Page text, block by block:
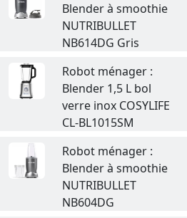
Blender à smoothie
NUTRIBULLET
NB614DG Gris
Robot ménager :
Blender 1,5 L bol
verre inox COSYLIFE
CL-BL1015SM
Robot ménager :
Blender à smoothie
NUTRIBULLET
NB604DG